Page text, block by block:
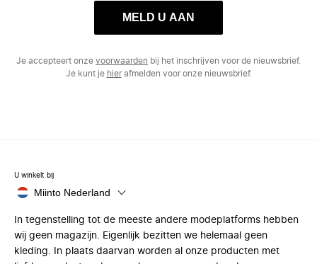
MELD U AAN
Je accepteert onze voorwaarden bij het inschrijven voor de nieuwsbrief.
Je kunt je hierafmelden voor onze nieuwsbrief.
U winkelt bij
Miinto Nederland
In tegenstelling tot de meeste andere modeplatforms hebben
wij geen magazijn. Eigenlijk bezitten we helemaal geen
kleding. In plaats daarvan worden al onze producten met